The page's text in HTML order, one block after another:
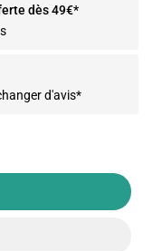
dès 49€*
d'avis*